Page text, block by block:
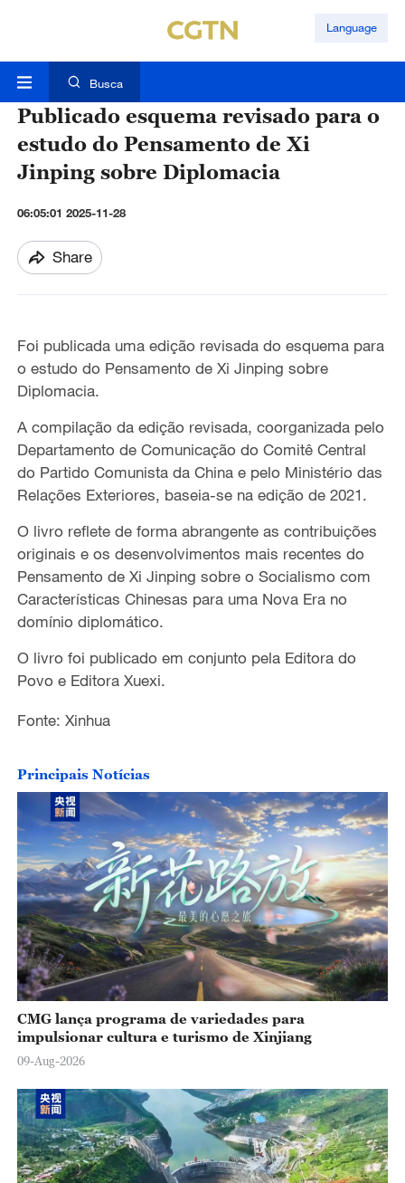
Language
Busca
Publicado esquema revisado para o
estudo do Pensamento de Xi
Jinping sobre Diplomacia
06:05:01 2025-11-28
Share
Foi publicada uma edição revisada do esquema para
o estudo do Pensamento de Xi Jinping sobre
Diplomacia.
A compilação da edição revisada, coorganizada pelo
Departamento de Comunicação do Comitê Central
do Partido Comunista da China e pelo Ministério das
Relações Exteriores, baseia-se na edição de 2021.
O livro reflete de forma abrangente as contribuições
originais e os desenvolvimentos mais recentes do
Pensamento de Xi Jinping sobre o Socialismo com
Características Chinesas para uma Nova Era no
domínio diplomático.
O livro foi publicado em conjunto pela Editora do
Povo e Editora Xuexi.
Fonte: Xinhua
Principais Notícias
CMG lança programa de variedades para
impulsionar cultura e turismo de Xinjiang
09-Aug-2026